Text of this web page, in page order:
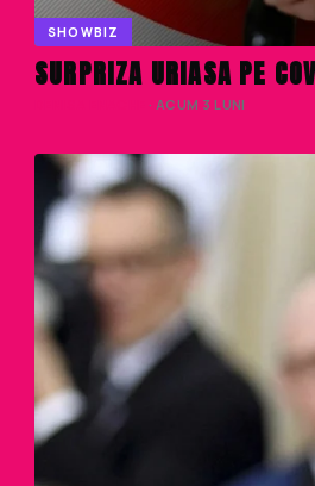
SHOWBIZ
SURPRIZA URIASA PE
· ACUM 3 LUNI